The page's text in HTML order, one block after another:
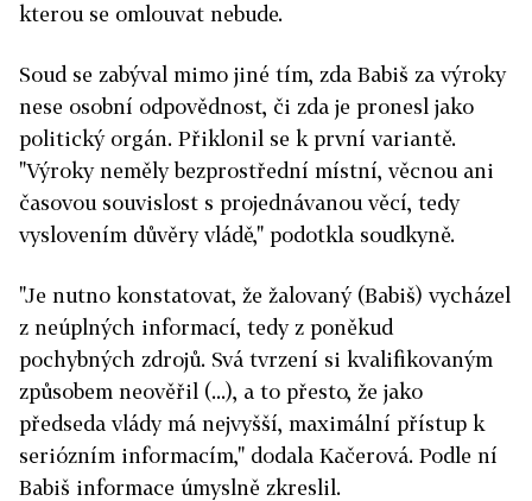
kterou se omlouvat nebude.
Soud se zabýval mimo jiné tím, zda Babiš za výroky
nese osobní odpovědnost, či zda je pronesl jako
politický orgán. Přiklonil se k první variantě.
"Výroky neměly bezprostřední místní, věcnou ani
časovou souvislost s projednávanou věcí, tedy
vyslovením důvěry vládě," podotkla soudkyně.
"Je nutno konstatovat, že žalovaný (Babiš) vycházel
z neúplných informací, tedy z poněkud
pochybných zdrojů. Svá tvrzení si kvalifikovaným
způsobem neověřil (...), a to přesto, že jako
předseda vlády má nejvyšší, maximální přístup k
seriózním informacím," dodala Kačerová. Podle ní
Babiš informace úmyslně zkreslil.